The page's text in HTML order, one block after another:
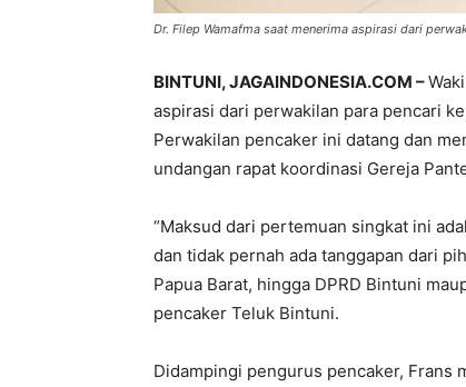
Dr. Filep Wamafma saat menerima aspirasi dari
BINTUNI, JAGAINDONESIA.COM –
aspirasi dari perwakilan para pencari
Perwakilan pencaker ini datang dan
undangan rapat koordinasi Gereja
“Maksud dari pertemuan singkat ini
dan tidak pernah ada tanggapan dari
Papua Barat, hingga DPRD Bintuni
pencaker Teluk Bintuni.
Didampingi pengurus pencaker, Frans